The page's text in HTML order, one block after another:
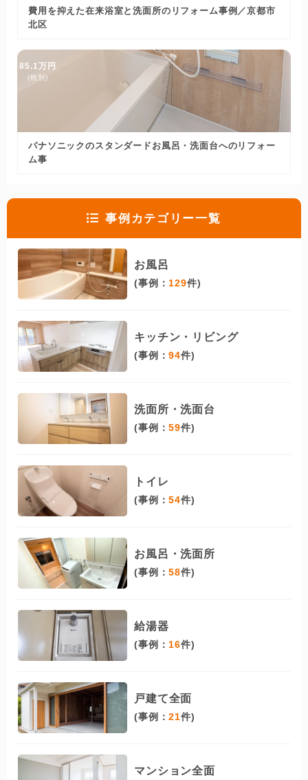
費用を抑えた在来浴室と洗面所のリフォーム事例／京都市
北区
85.1万円
(税別)
パナソニックのスタンダードお風呂・洗面台へのリフォー
ム事
事例カテゴリー一覧
お風呂
(事例： 129件)
キッチン・リビング
(事例：94件)
洗面所・洗面台
(事例：59件)
トイレ
(事例：54件)
お風呂・洗面所
(事例：58件)
給湯器
(事例： 16件)
戸建て全面
(事例：21件)
マンション全面